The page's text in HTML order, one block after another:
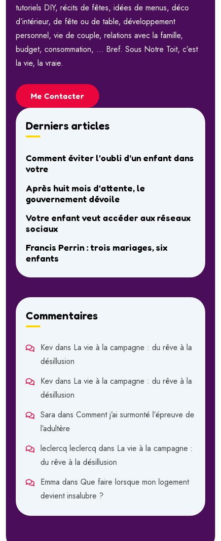
tutoriels DIY, récits de fêtes, idées de menus, déco
d’intérieur, de fête ou de table, développement
personnel, vie de couple, relations avec la famille,
budget, consommation, … Bref. Sous Notre Toit, c’est
la vie, la vraie.
Me Contacter
Derniers articles
Comment éviter l’oubli d’un enfant dans
votre
Après huit mois d’attente, le
gouvernement dévoile
Votre enfant veut accéder aux réseaux
sociaux
Francis Perrin : trois mariages, six
enfants
Commentaires
Kev dans La vie à la campagne : du rêve à la
désillusion
Kev dans La vie à la campagne : du rêve à la
désillusion
Sara dans Comment j’ai surmonté l’épreuve de
l’adultère
leclercq leclercq dans La vie à la campagne :
du rêve à la désillusion
Emma dans Que faire lorsque mon logement
devient insalubre ?